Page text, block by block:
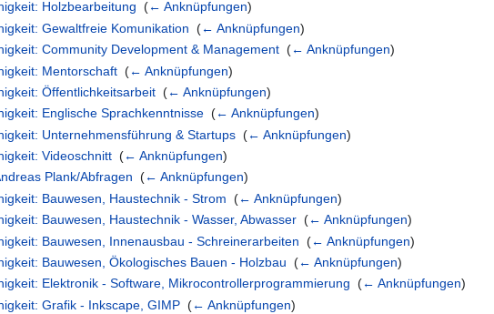
Holzbearbeitung ‎(← Anknüpfungen)
Gewaltfreie Komunikation ‎(← Anknüpfungen)
Community Development & Management ‎(← Anknüpfungen)
Mentorschaft ‎(← Anknüpfungen)
Öffentlichkeitsarbeit ‎(← Anknüpfungen)
Englische Sprachkenntnisse ‎(← Anknüpfungen)
Unternehmensführung & Startups ‎(← Anknüpfungen)
Videoschnitt ‎(← Anknüpfungen)
Plank/Abfragen ‎(← Anknüpfungen)
Bauwesen, Haustechnik - Strom ‎(← Anknüpfungen)
Bauwesen, Haustechnik - Wasser, Abwasser ‎(← Anknüpfungen)
Bauwesen, Innenausbau - Schreinerarbeiten ‎(← Anknüpfungen)
Bauwesen, Ökologisches Bauen - Holzbau ‎(← Anknüpfungen)
Elektronik - Software, Mikrocontrollerprogrammierung ‎(← Anknüpfungen)
Grafik - Inkscape, GIMP ‎(← Anknüpfungen)